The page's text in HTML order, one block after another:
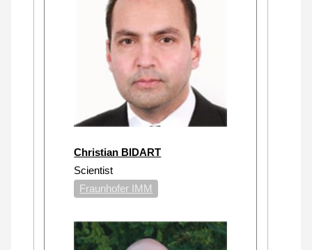
Christian BIDART
Scientist
Fraunhofer IMM